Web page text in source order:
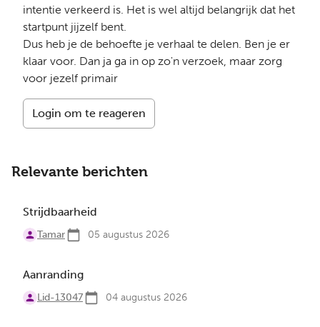
intentie verkeerd is. Het is wel altijd belangrijk dat het
startpunt jijzelf bent.
Dus heb je de behoefte je verhaal te delen. Ben je er
klaar voor. Dan ja ga in op zo'n verzoek, maar zorg
voor jezelf primair
Login om te reageren
Relevante berichten
Strijdbaarheid
Tamar 05 augustus 2026
Aanranding
Lid-13047 04 augustus 2026